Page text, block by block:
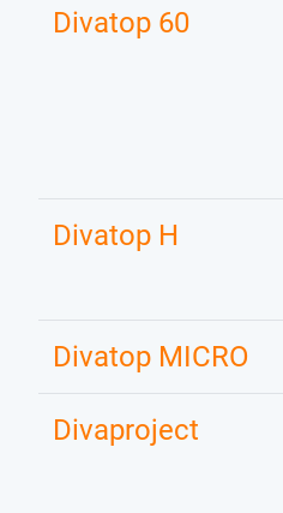
Divatop 60
Divatop H
Divatop MICRO
Divaproject